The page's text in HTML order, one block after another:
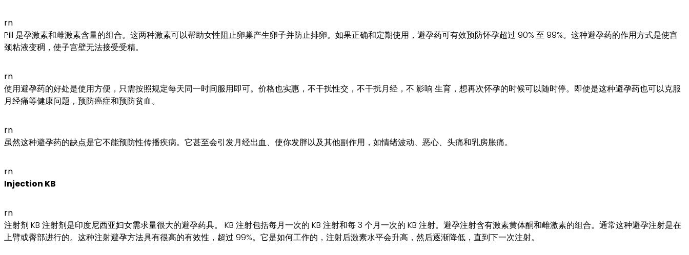
rn
Pill 是孕激素和雌激素含量的组合。这两种激素可以帮助女性阻止卵巢产生卵子并防止排卵。如果正确和定期使用，避孕药可有效预防怀孕超过 90% 至 99%。这种避孕药的作用方式是使宫
颈粘液变稠，使子宫壁无法接受受精。
rn
使用避孕药的好处是使用方便，只需按照规定每天同一时间服用即可。价格也实惠，不干扰性交，不干扰月经，不 影响 生育，想再次怀孕的时候可以随时停。即使是这种避孕药也可以克服
月经痛等健康问题，预防癌症和预防贫血。
rn
虽然这种避孕药的缺点是它不能预防性传播疾病。它甚至会引发月经出血、使你发胖以及其他副作用，如情绪波动、恶心、头痛和乳房胀痛。
rn
Injection KB
rn
注射剂 KB 注射剂是印度尼西亚妇女需求量很大的避孕药具。 KB 注射包括每月一次的 KB 注射和每 3 个月一次的 KB 注射。避孕注射含有激素黄体酮和雌激素的组合。通常这种避孕注射是在
上臂或臀部进行的。这种注射避孕方法具有很高的有效性，超过 99%。它是如何工作的，注射后激素水平会升高，然后逐渐降低，直到下一次注射。